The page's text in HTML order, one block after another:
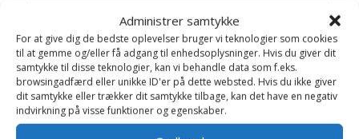
Administrer samtykke
For at give dig de bedste oplevelser bruger vi teknologier som cookies
til at gemme og/eller få adgang til enhedsoplysninger. Hvis du giver dit
samtykke til disse teknologier, kan vi behandle data som f.eks.
browsingadfærd eller unikke ID'er på dette websted. Hvis du ikke giver
dit samtykke eller trækker dit samtykke tilbage, kan det have en negativ
indvirkning på visse funktioner og egenskaber.
Artikler Katte generelt
Aflivning af familiedyr
Baggårds katte
Biopsi